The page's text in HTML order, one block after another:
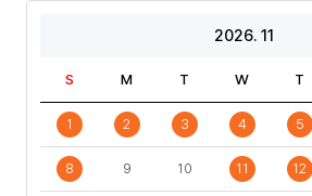
2026. 11
S M T W T
1 2 3 4 5
8 9 10 11 12